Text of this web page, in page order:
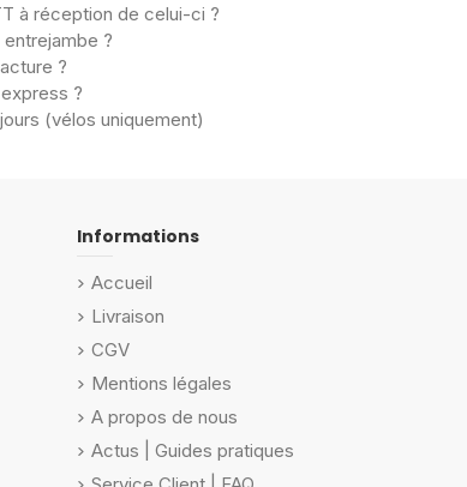
à réception de celui-ci ?
?
?
?
(vélos uniquement)
Informations
Accueil
Livraison
CGV
Mentions légales
A propos de nous
Actus | Guides pratiques